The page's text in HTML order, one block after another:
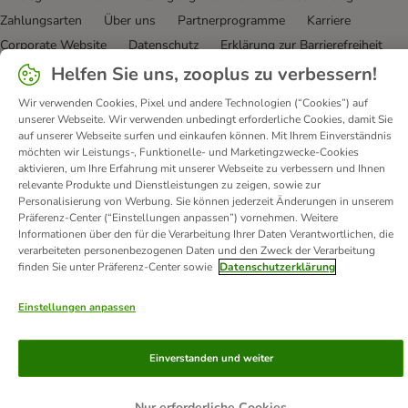
Zahlungsarten
Über uns Partnerprogramme
Karriere
Corporate Website
Datenschutz Erklärung zur Barrierefreiheit
© zooplus SE2026
Helfen Sie uns, zooplus zu verbessern!
Wir verwenden Cookies, Pixel und andere Technologien (“Cookies”) auf
unserer Webseite. Wir verwenden unbedingt erforderliche Cookies, damit Sie
auf unserer Webseite surfen und einkaufen können. Mit Ihrem Einverständnis
möchten wir Leistungs-, Funktionelle- und Marketingzwecke-Cookies
aktivieren, um Ihre Erfahrung mit unserer Webseite zu verbessern und Ihnen
relevante Produkte und Dienstleistungen zu zeigen, sowie zur
Personalisierung von Werbung. Sie können jederzeit Änderungen in unserem
Präferenz-Center (“Einstellungen anpassen”) vornehmen. Weitere
Informationen über den für die Verarbeitung Ihrer Daten Verantwortlichen, die
verarbeiteten personenbezogenen Daten und den Zweck der Verarbeitung
finden Sie unter Präferenz-Center sowie Datenschutzerklärung
Einstellungen anpassen
Einverstanden und weiter